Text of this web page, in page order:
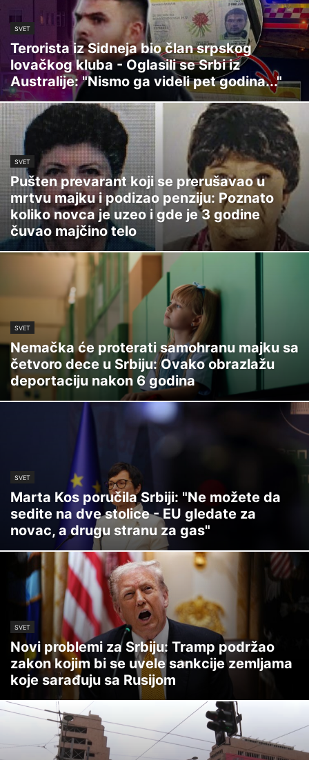
SVET
Terorista iz Sidneja bio član srpskog
lovačkog kluba - Oglasili se Srbi iz
Australije: "Nismo ga videli pet godina..."
SVET
Pušten prevarant koji se prerušavao u
mrtvu majku i podizao penziju: Poznato
koliko novca je uzeo i gde je 3 godine
čuvao majčino telo
SVET
Nemačka će proterati samohranu majku sa
četvoro dece u Srbiju: Ovako obrazlažu
deportaciju nakon 6 godina
SVET
Marta Kos poručila Srbiji: "Ne možete da
sedite na dve stolice - EU gledate za
novac, a drugu stranu za gas"
SVET
Novi problemi za Srbiju: Tramp podržao
zakon kojim bi se uvele sankcije zemljama
koje sarađuju sa Rusijom